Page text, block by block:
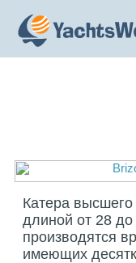
Катера
длиной от 28
производятся
имеющих